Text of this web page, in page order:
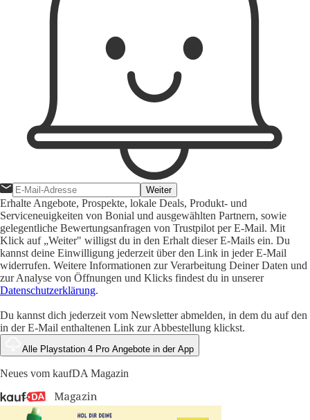
Weiter
Erhalte Angebote, Prospekte, lokale Deals, Produkt- und
Serviceneuigkeiten von Bonial und ausgewählten Partnern, sowie
gelegentliche Bewertungsanfragen von Trustpilot per E-Mail. Mit
Klick auf „Weiter" willigst du in den Erhalt dieser E-Mails ein. Du
kannst deine Einwilligung jederzeit über den Link in jeder E-Mail
widerrufen. Weitere Informationen zur Verarbeitung Deiner Daten und
zur Analyse von Öffnungen und Klicks findest du in unserer
Datenschutzerklärung.
Du kannst dich jederzeit vom Newsletter abmelden, in dem du auf den
in der E-Mail enthaltenen Link zur Abbestellung klickst.
Alle Playstation 4 Pro Angebote in der App
Neues vom kaufDA Magazin